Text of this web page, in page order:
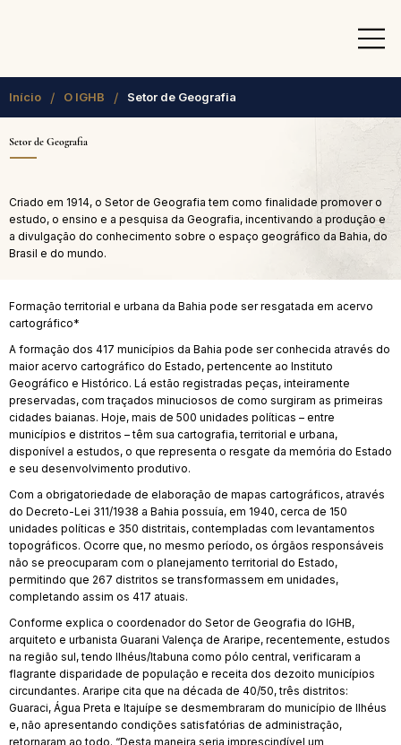
Início / O IGHB / Setor de Geografia
Setor de Geografia
Criado em 1914, o Setor de Geografia tem como finalidade promover o
estudo, o ensino e a pesquisa da Geografia, incentivando a produção e
a divulgação do conhecimento sobre o espaço geográfico da Bahia, do
Brasil e do mundo.
Formação territorial e urbana da Bahia pode ser resgatada em acervo
cartográfico*
A formação dos 417 municípios da Bahia pode ser conhecida através do
maior acervo cartográfico do Estado, pertencente ao Instituto
Geográfico e Histórico. Lá estão registradas peças, inteiramente
preservadas, com traçados minuciosos de como surgiram as primeiras
cidades baianas. Hoje, mais de 500 unidades políticas – entre
municípios e distritos – têm sua cartografia, territorial e urbana,
disponível a estudos, o que representa o resgate da memória do Estado
e seu desenvolvimento produtivo.
Com a obrigatoriedade de elaboração de mapas cartográficos, através
do Decreto-Lei 311/1938 a Bahia possuía, em 1940, cerca de 150
unidades políticas e 350 distritais, contempladas com levantamentos
topográficos. Ocorre que, no mesmo período, os órgãos responsáveis
não se preocuparam com o planejamento territorial do Estado,
permitindo que 267 distritos se transformassem em unidades,
completando assim os 417 atuais.
Conforme explica o coordenador do Setor de Geografia do IGHB,
arquiteto e urbanista Guarani Valença de Araripe, recentemente, estudos
na região sul, tendo Ilhéus/Itabuna como pólo central, verificaram a
flagrante disparidade de população e receita dos dezoito municípios
circundantes. Araripe cita que na década de 40/50, três distritos:
Guaraci, Água Preta e Itajuípe se desmembraram do município de Ilhéus
e, não apresentando condições satisfatórias de administração,
retornaram ao todo. “Desta maneira seria imprescindível um